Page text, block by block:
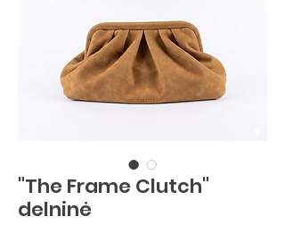
"The Frame Clutch"
delninė